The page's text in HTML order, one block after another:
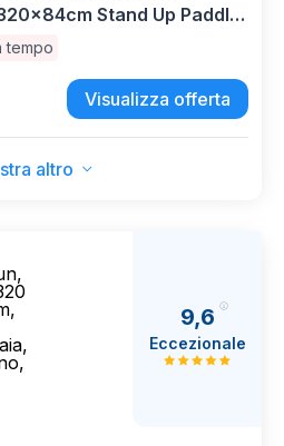
Stand Up Paddle
Portata 200kg,
Stabile e Antiscivolo
tempo
Visualizza offerta
altro
9,6
Eccezionale